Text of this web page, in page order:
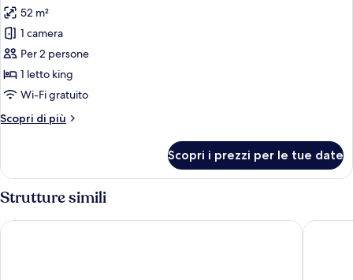
foto
per
Suite
Executive,
vista
52 m²
1 camera
Per 2 persone
1 letto king
Wi-Fi gratuito
Scopri di più
Altri
Executive,
vista
porto
Scopri i prezzi per le tue date
Strutture simili
Rosedale Hotel Hong Kong ibis